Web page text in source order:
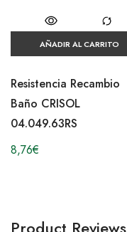
AÑADIR AL CARRITO
Resistencia Recambio
Baño CRISOL
04.049.63RS
8,76€
Product Reviews